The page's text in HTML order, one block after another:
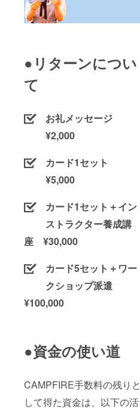
●リターンについ
て
お礼メッセージ
¥2,000
カード1セット
¥5,000
カード1セット＋イン
ストラクター養成講
座 ¥30,000
カード5セット＋ワー
クショップ派遣
¥100,000
●資金の使い道
CAMPFIRE手数料の残りと
して得た資金は、以下の活